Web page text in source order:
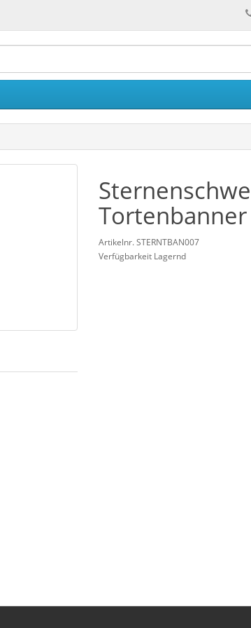
Tortenbanner
Artikelnr. STERNTBAN007
Verfügbarkeit Lagernd